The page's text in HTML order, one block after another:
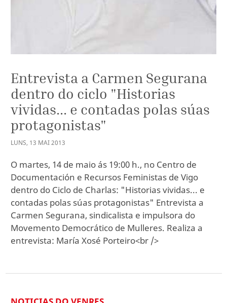
Entrevista a Carmen Segurana
dentro do ciclo "Historias
vividas... e contadas polas súas
protagonistas"
LUNS, 13 MAI2013
O martes, 14 de maio ás 19:00 h., no Centro de
Documentación e Recursos Feministas de Vigo
dentro do Ciclo de Charlas: "Historias vividas... e
contadas polas súas protagonistas" Entrevista a
Carmen Segurana, sindicalista e impulsora do
Movemento Democrático de Mulleres. Realiza a
entrevista: María Xosé Porteiro<br />